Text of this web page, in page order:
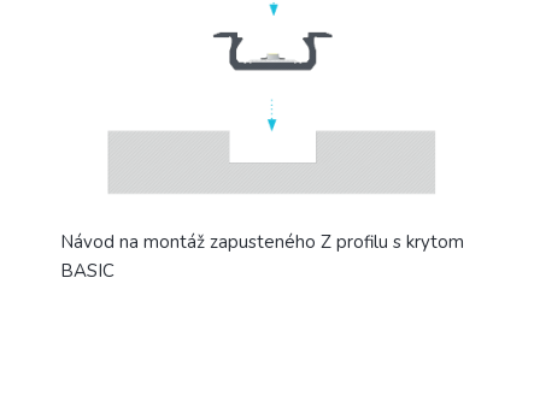
Návod na montáž zapusteného Z profilu s krytom
BASIC